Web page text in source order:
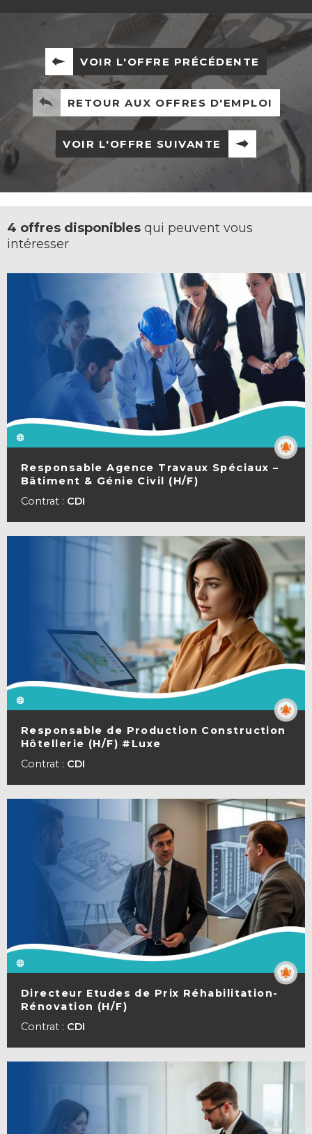
VOIR L'OFFRE PRÉCÉDENTE
RETOUR AUX OFFRES D'EMPLOI
VOIR L'OFFRE SUIVANTE
4 offres disponibles qui peuvent vous
intéresser
Responsable Agence Travaux Spéciaux –
Bâtiment & Génie Civil (H/F)
Contrat : CDI
Responsable de Production Construction
Hôtellerie (H/F) #Luxe
Contrat : CDI
Directeur Etudes de Prix Réhabilitation-
Rénovation (H/F)
Contrat : CDI